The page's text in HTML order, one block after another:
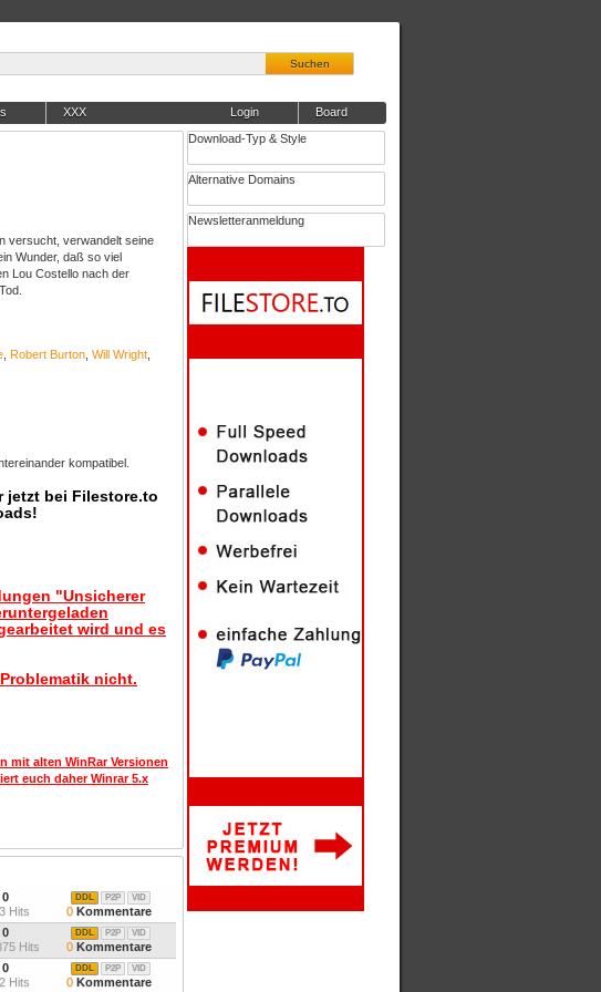
Suchen
XXX Board
Login
Download-Typ & Style
Alternative Domains
Newsletteranmeldung
versucht, verwandelt seine
Wunder, daß so viel
Lou Costello nach der
Robert Burton Will Wright
kompatibel.
jetzt bei Filestore.to
"Unsicherer
wird und es
nicht.
mit alten WinRar Versionen
euch daher Winrar 5.x
0
Hits
VID
P2P
DDL
0 Kommentare
0
Hits
VID
P2P
DDL
0 Kommentare
0
Hits
VID
P2P
DDL
0 Kommentare